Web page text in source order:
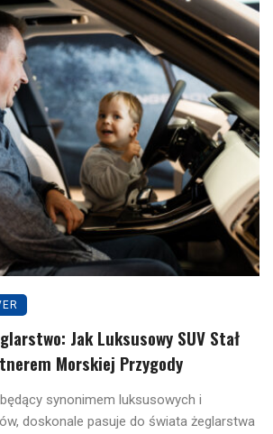
Jak Luksusowy SUV Stał
Morskiej Przygody
synonimem luksusowych i
doskonale pasuje do świata żeglarstwa